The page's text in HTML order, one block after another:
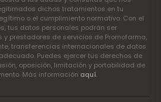
dichos tratamientos en tu
o el cumplimiento normativo. Con el
tus datos personales podrán ser
y prestadores de servicios de Promofarma,
transferencias internacionales de datos
Puedes ejercer tus derechos de
oposición, limitación y portabilidad de
Más información aquí.